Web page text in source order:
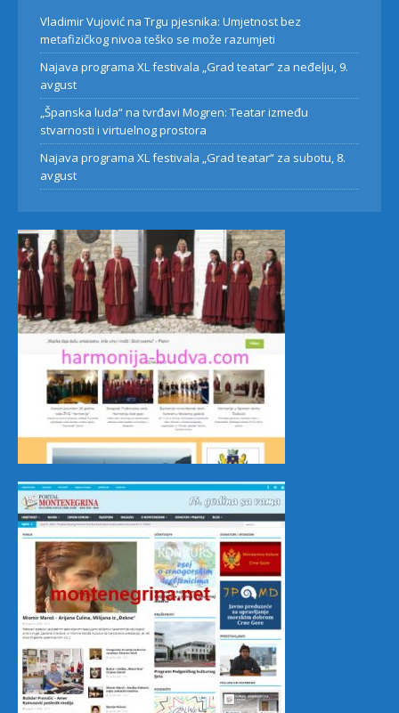
Vladimir Vujović na Trgu pjesnika: Umjetnost bez
metafizičkog nivoa teško se može razumjeti
Najava programa XL festivala „Grad teatar“ za neđelju, 9.
avgust
„Španska luda“ na tvrđavi Mogren: Teatar između
stvarnosti i virtuelnog prostora
Najava programa XL festivala „Grad teatar“ za subotu, 8.
avgust